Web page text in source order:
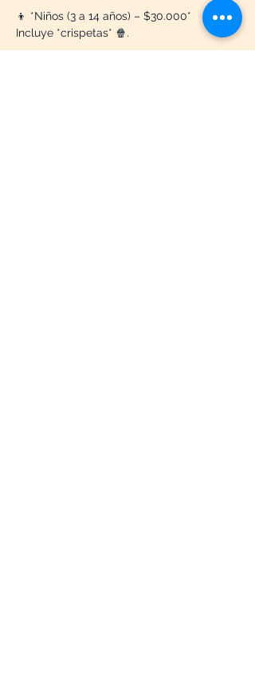
👦 *Niños (3 a 14 años) – $30.000*
Incluye *crispetas* 🍿.